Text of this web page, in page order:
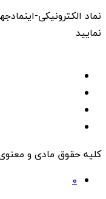
نماد الکترونیکی-اینماد
نمایید
کلیه حقوق مادی و
0